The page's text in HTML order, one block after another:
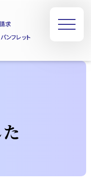
求
ンフレット